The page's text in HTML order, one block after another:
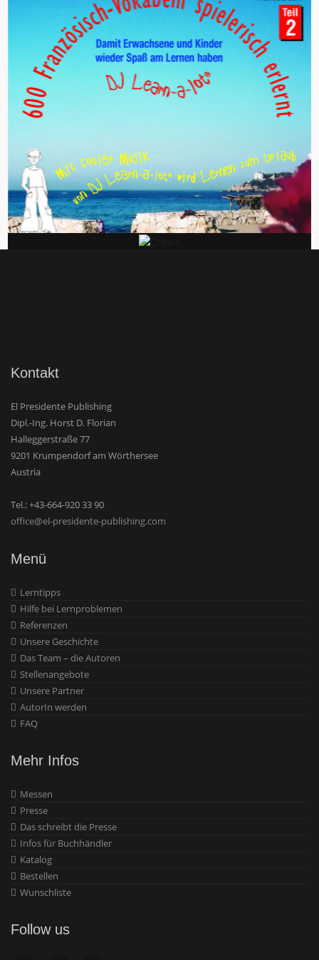
Kontakt
El Presidente Publishing
Dipl.-Ing. Horst D. Florian
Halleggerstraße 77
9201 Krumpendorf am Wörthersee
Austria
Tel.: +43-664-920 33 90
office@el-presidente-publishing.com
Menü
Lerntipps
Hilfe bei Lernproblemen
Referenzen
Unsere Geschichte
Das Team – die Autoren
Stellenangebote
Unsere Partner
AutorIn werden
FAQ
Mehr Infos
Messen
Presse
Das schreibt die Presse
Infos für Buchhändler
Katalog
Bestellen
Wunschliste
Follow us